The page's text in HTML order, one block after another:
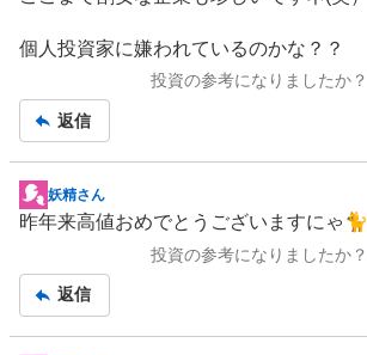
示
記
個人投資家に嫌われているのかな？？
投資の参考になりましたか？
返信
掲
示
事
妖精さん
昨年来高値おめでとうございますにゃ🐈
投資の参考になりましたか？
返信